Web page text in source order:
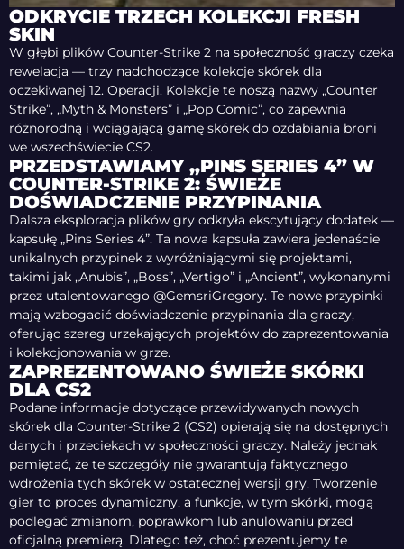
ODKRYCIE TRZECH KOLEKCJI FRESH
SKIN
W głębi plików Counter-Strike 2 na społeczność graczy czeka
rewelacja — trzy nadchodzące kolekcje skórek dla
oczekiwanej 12. Operacji. Kolekcje te noszą nazwy „Counter
Strike”, „Myth & Monsters” i „Pop Comic”, co zapewnia
różnorodną i wciągającą gamę skórek do ozdabiania broni
we wszechświecie CS2.
PRZEDSTAWIAMY „PINS SERIES 4” W
COUNTER-STRIKE 2: ŚWIEŻE
DOŚWIADCZENIE PRZYPINANIA
Dalsza eksploracja plików gry odkryła ekscytujący dodatek —
kapsułę „Pins Series 4”. Ta nowa kapsuła zawiera jedenaście
unikalnych przypinek z wyróżniającymi się projektami,
takimi jak „Anubis”, „Boss”, „Vertigo” i „Ancient”, wykonanymi
przez utalentowanego @GemsriGregory. Te nowe przypinki
mają wzbogacić doświadczenie przypinania dla graczy,
oferując szereg urzekających projektów do zaprezentowania
i kolekcjonowania w grze.
ZAPREZENTOWANO ŚWIEŻE SKÓRKI
DLA CS2
Podane informacje dotyczące przewidywanych nowych
skórek dla Counter-Strike 2 (CS2) opierają się na dostępnych
danych i przeciekach w społeczności graczy. Należy jednak
pamiętać, że te szczegóły nie gwarantują faktycznego
wdrożenia tych skórek w ostatecznej wersji gry. Tworzenie
gier to proces dynamiczny, a funkcje, w tym skórki, mogą
podlegać zmianom, poprawkom lub anulowaniu przed
oficjalną premierą. Dlatego też, choć prezentujemy te